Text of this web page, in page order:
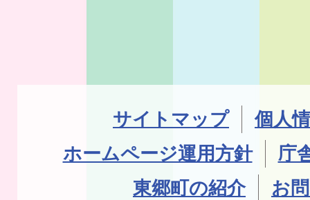
サイトマップ
個人
ホームページ運用方針
庁
東郷町の紹介
お